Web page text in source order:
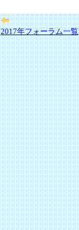
2017年フォーラム一覧